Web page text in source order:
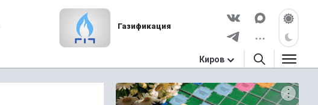
Газификация
Киров